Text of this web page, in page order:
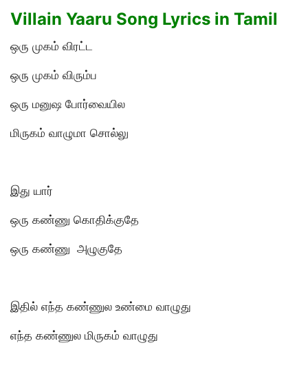
Villain Yaaru Song Lyrics in Tamil
ஒரு முகம் விரட்ட
ஒரு முகம் விரும்ப
ஒரு மனுஷ போர்வையில
மிருகம் வாழுமா சொல்லு
இது யார்
ஒரு கண்ணு கொதிக்குதே
ஒரு கண்ணு அழுகுதே
இதில் எந்த கண்ணுல உண்மை வாழுது
எந்த கண்ணுல மிருகம் வாழுது